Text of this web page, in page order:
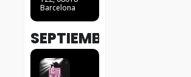
Barcelona
SEPTIEMBRE